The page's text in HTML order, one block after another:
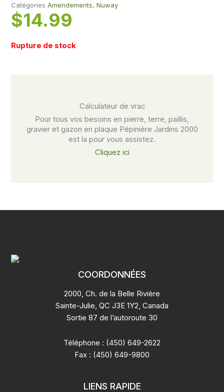
Catégories Amendements, Nuway
$14.99
Rupture de stock
Calculateur de vrac​
Pour tous vos besoins en pierre, terre, paillis,
gravier et gazon en plaque Pépinière Jardins 2000
est la pour vous assistez.
Cliquez ici
COORDONNÉES
2000, Ch. de la Belle Rivière
Sainte-Julie, QC J3E 1Y2, Canada
Sortie 87 de l’autoroute 30
Téléphone : (450) 649-2622
Fax : (450) 649-9800
LIENS RAPIDE